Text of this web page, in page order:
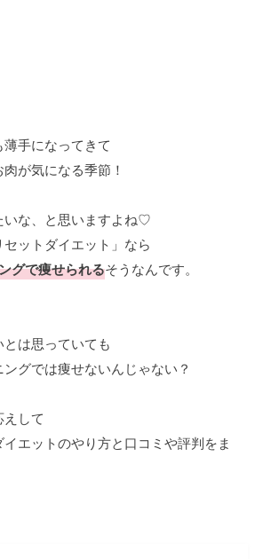
手になってきて
が気になる季節！
いな、と思いますよね♡
ットダイエット」なら
グで痩せられるそうなんです。
は思っていても
グでは痩せないんじゃない？
えして
エットのやり方と口コミや評判をま